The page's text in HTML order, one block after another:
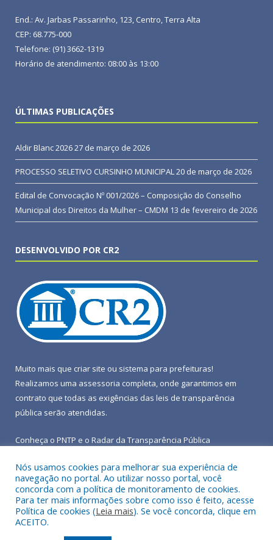
End.: Av. Jarbas Passarinho, 123, Centro, Terra Alta
CEP: 68.775-000
Telefone: (91) 3662-1319
Horário de atendimento: 08:00 às 13:00
ÚLTIMAS PUBLICAÇÕES
Aldir Blanc 202627 de março de 2026
PROCESSO SELETIVO CURSINHO MUNICIPAL20 de março de 2026
Edital de Convocação Nº 001/2026 – Composição do Conselho
Municipal dos Direitos da Mulher – CMDM 13 de fevereiro de 2026
DESENVOLVIDO POR CR2
Muito mais que criar site ou sistema para prefeituras!
Realizamos uma assessoria completa, onde garantimos em
contrato que todas as exigências das leis de transparência
pública serão atendidas.
Conheça o PNTP e o Radar da Transparência Pública
Todos os direitos reservados a Prefeitura Municipal de Terra
Alta.
Nós usamos cookies para melhorar sua experiência de
navegação no portal. Ao utilizar nosso portal, você
concorda com a política de monitoramento de cookies.
Para ter mais informações sobre como isso é feito, acesse
Política de cookies (Leia mais). Se você concorda, clique em
ACEITO.